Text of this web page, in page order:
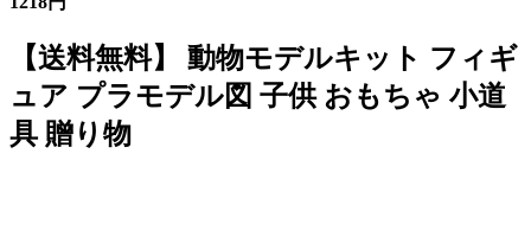
【送料無料】 動物モデルキット フィギ
ュア プラモデル図 子供 おもちゃ 小道
具 贈り物